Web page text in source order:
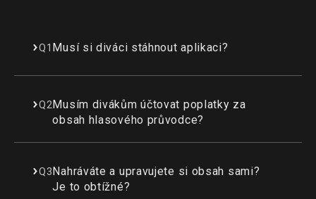
Q1 Musí si diváci stáhnout aplikaci?
Q2 Musím divákům účtovat poplatky za
obsah hlasového průvodce?
Q3 Nahráváte a upravujete si obsah sami?
Je to obtížné?